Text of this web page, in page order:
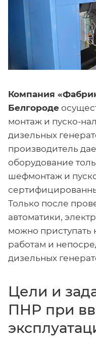
Компания
Белгороде
монтаж и пуско-
дизельных
производитель
оборудование
шефмонтаж и
Только после
автоматики,
можно приступать
работам и
дизельных
Цели и
ПНР при